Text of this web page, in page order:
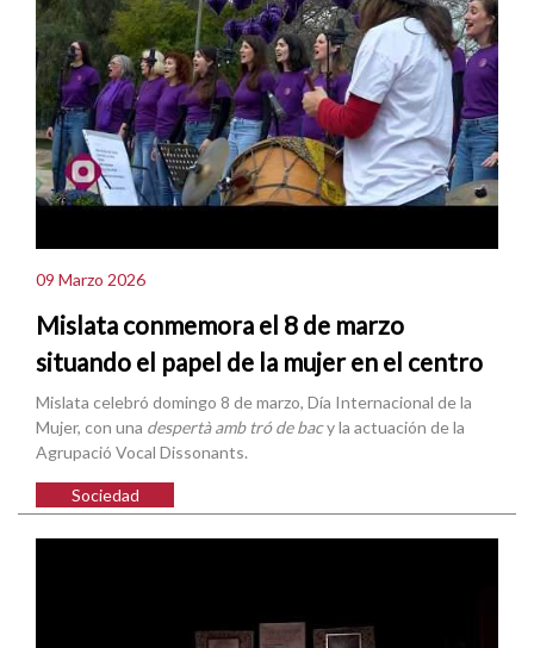
09 Marzo 2026
Mislata conmemora el 8 de marzo
situando el papel de la mujer en el centro
Mislata celebró domingo 8 de marzo, Día Internacional de la
Mujer, con una despertà amb tró de bacy la actuación de la
Agrupació Vocal Dissonants.
Sociedad